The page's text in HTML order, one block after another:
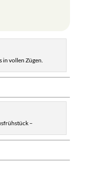
in vollen Zügen.
–